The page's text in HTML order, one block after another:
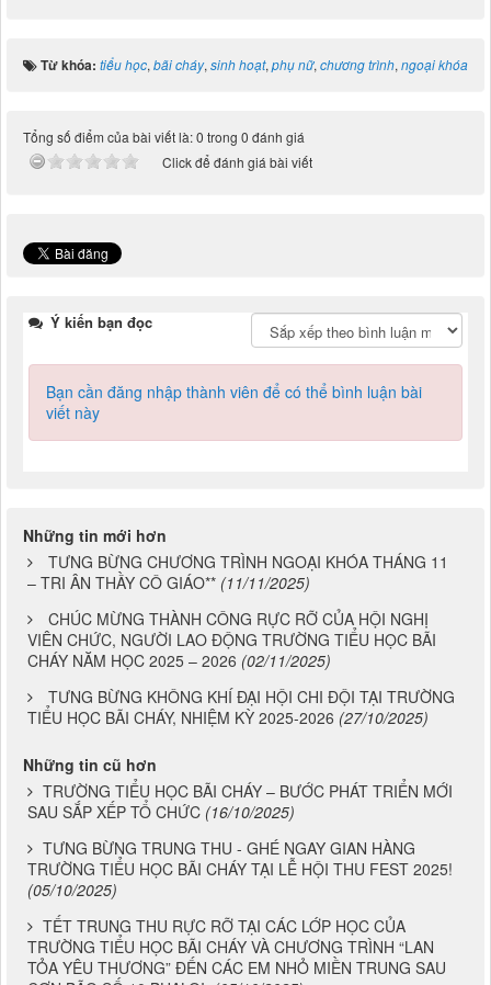
Từ khóa: tiểu học, bãi cháy, sinh hoạt, phụ nữ, chương trình, ngoại khóa
Tổng số điểm của bài viết là: 0 trong 0 đánh giá
Click để đánh giá bài viết
Ý kiến bạn đọc
Bạn cần đăng nhập thành viên để có thể bình luận bài
viết này
Những tin mới hơn
TƯNG BỪNG CHƯƠNG TRÌNH NGOẠI KHÓA THÁNG 11
– TRI ÂN THẦY CÔ GIÁO** (11/11/2025)
CHÚC MỪNG THÀNH CÔNG RỰC RỠ CỦA HỘI NGHỊ
VIÊN CHỨC, NGƯỜI LAO ĐỘNG TRƯỜNG TIỂU HỌC BÃI
CHÁY NĂM HỌC 2025 – 2026 (02/11/2025)
TƯNG BỪNG KHÔNG KHÍ ĐẠI HỘI CHI ĐỘI TẠI TRƯỜNG
TIỂU HỌC BÃI CHÁY, NHIỆM KỲ 2025-2026 (27/10/2025)
Những tin cũ hơn
TRƯỜNG TIỂU HỌC BÃI CHÁY – BƯỚC PHÁT TRIỂN MỚI
SAU SẮP XẾP TỔ CHỨC (16/10/2025)
TƯNG BỪNG TRUNG THU - GHÉ NGAY GIAN HÀNG
TRƯỜNG TIỂU HỌC BÃI CHÁY TẠI LỄ HỘI THU FEST 2025!
(05/10/2025)
TẾT TRUNG THU RỰC RỠ TẠI CÁC LỚP HỌC CỦA
TRƯỜNG TIỂU HỌC BÃI CHÁY VÀ CHƯƠNG TRÌNH “LAN
TỎA YÊU THƯƠNG” ĐẾN CÁC EM NHỎ MIỀN TRUNG SAU